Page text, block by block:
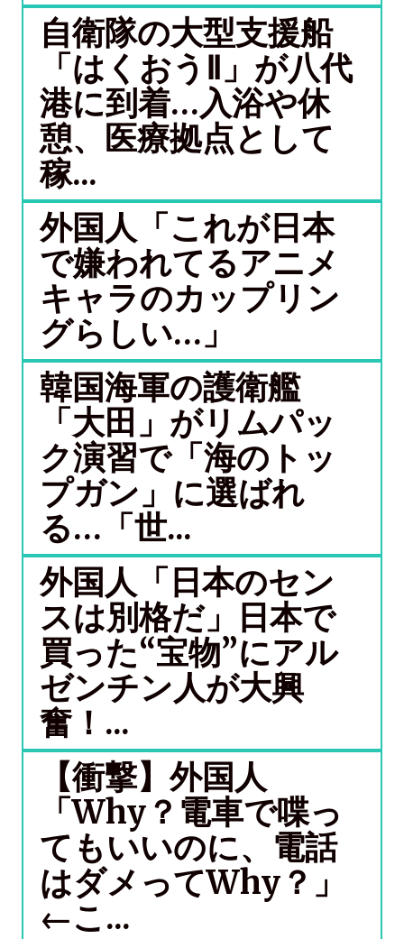
自衛隊の大型支援船
「はくおうⅡ」が八代
港に到着…入浴や休
憩、医療拠点として
稼...
外国人「これが日本
で嫌われてるアニメ
キャラのカップリン
グらしい…」
韓国海軍の護衛艦
「大田」がリムパッ
ク演習で「海のトッ
プガン」に選ばれ
る…「世...
外国人「日本のセン
スは別格だ」日本で
買った“宝物”にアル
ゼンチン人が大興
奮！...
【衝撃】外国人
「Why？電車で喋っ
てもいいのに、電話
はダメってWhy？」
←こ...